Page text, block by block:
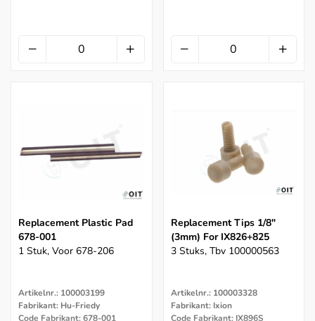
Replacement Plastic Pad
678-001
1 Stuk, Voor 678-206
Artikelnr.: 100003199
Fabrikant: Hu-Friedy
Code Fabrikant: 678-001
Replacement Tips 1/8"
(3mm) For IX826+825
3 Stuks, Tbv 100000563
Artikelnr.: 100003328
Fabrikant: Ixion
Code Fabrikant: IX896S